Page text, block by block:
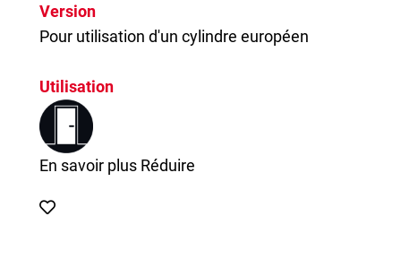
Version
Pour utilisation d'un cylindre européen
Utilisation
En savoir plus Réduire